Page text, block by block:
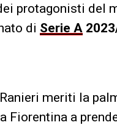
protagonisti del
di Serie A
meriti la
Fiorentina a